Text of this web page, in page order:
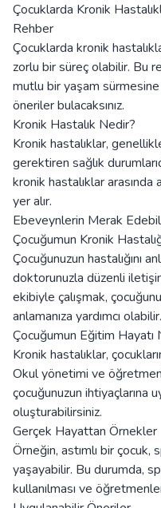
Çocuklarda Kronik
Rehber
Çocuklarda kronik
zorlu bir süreç olabilir. Bu
mutlu bir yaşam sürmesine
öneriler bulacaksınız.
Kronik Hastalık Nedir?
Kronik hastalıklar,
gerektiren sağlık
kronik hastalıklar
yer alır.
Ebeveynlerin Merak
Çocuğumun Kronik
Çocuğunuzun hastalığını
doktorunuzla düzenli
ekibiyle çalışmak,
anlamanıza yardımcı olabilir.
Çocuğumun Eğitim Hayatı
Kronik hastalıklar,
Okul yönetimi ve
çocuğunuzun ihtiyaçlarına
oluşturabilirsiniz.
Gerçek Hayattan Örnekler
Örneğin, astımlı bir çocuk,
yaşayabilir. Bu durumda,
kullanılması ve